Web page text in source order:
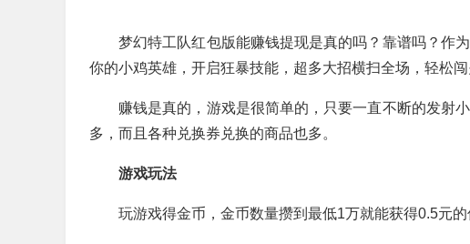
梦幻特工队红包版能赚钱提现是真的吗？靠谱吗？作
你的小鸡英雄，开启狂暴技能，超多大招横扫全场，轻松
赚钱是真的，游戏是很简单的，只要一直不断的发射
多，而且各种兑换券兑换的商品也多。
游戏玩法
玩游戏得金币，金币数量攒到最低1万就能获得0.5元的